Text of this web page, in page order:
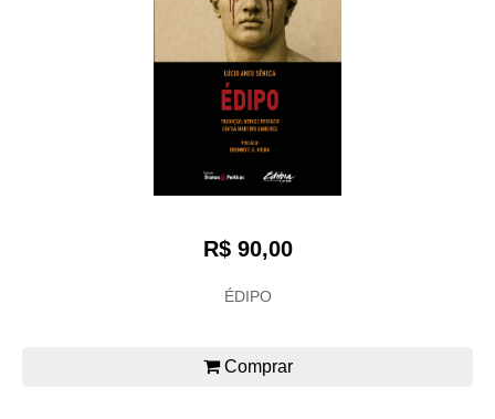
R$ 90,00
ÉDIPO
Comprar